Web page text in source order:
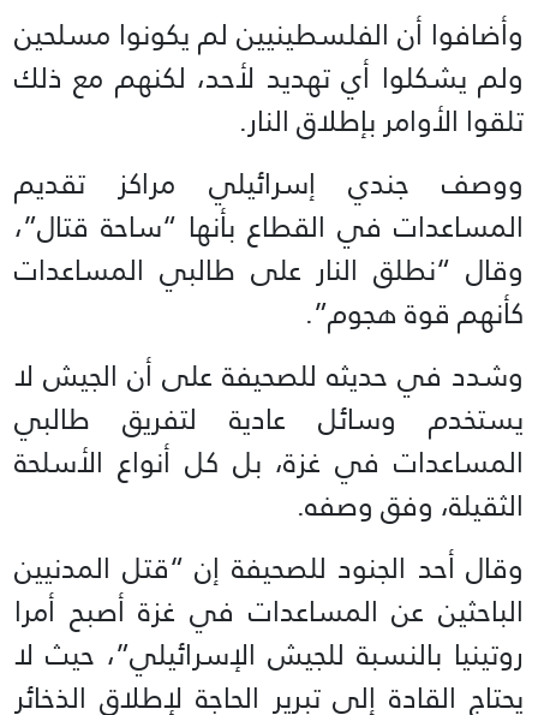
وأضافوا أن الفلسطينيين لم يكونوا مسلحين
ولم يشكلوا أي تهديد لأحد، لكنهم مع ذلك
تلقوا الأوامر بإطلاق النار.
ووصف جندي إسرائيلي مراكز تقديم
المساعدات في القطاع بأنها “ساحة قتال”،
وقال “نطلق النار على طالبي المساعدات
كأنهم قوة هجوم”.
وشدد في حديثه للصحيفة على أن الجيش لا
يستخدم وسائل عادية لتفريق طالبي
المساعدات في غزة، بل كل أنواع الأسلحة
الثقيلة، وفق وصفه.
وقال أحد الجنود للصحيفة إن “قتل المدنيين
الباحثين عن المساعدات في غزة أصبح أمرا
روتينيا بالنسبة للجيش الإسرائيلي”، حيث لا
يحتاج القادة إلى تبرير الحاجة لإطلاق الذخائر